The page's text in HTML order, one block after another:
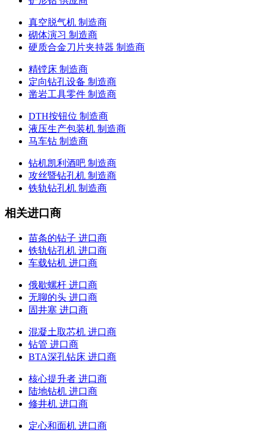
真空脱气机 制造商
砌体演习 制造商
硬质合金刀片夹持器 制造商
精镗床 制造商
定向钻孔设备 制造商
凿岩工具零件 制造商
DTH按钮位 制造商
液压生产包装机 制造商
马车钻 制造商
钻机凯利酒吧 制造商
攻丝暨钻孔机 制造商
铁轨钻孔机 制造商
相关进口商
苗条的钻子 进口商
铁轨钻孔机 进口商
车载钻机 进口商
俄歇螺杆 进口商
无聊的头 进口商
固井塞 进口商
混凝土取芯机 进口商
钻管 进口商
BTA深孔钻床 进口商
核心提升者 进口商
陆地钻机 进口商
修井机 进口商
定心和面机 进口商